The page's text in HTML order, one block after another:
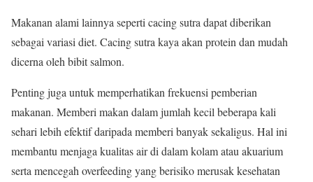
Makanan alami lainnya seperti cacing sutra dapat diberikan
sebagai variasi diet. Cacing sutra kaya akan protein dan mudah
dicerna oleh bibit salmon.
Penting juga untuk memperhatikan frekuensi pemberian
makanan. Memberi makan dalam jumlah kecil beberapa kali
sehari lebih efektif daripada memberi banyak sekaligus. Hal ini
membantu menjaga kualitas air di dalam kolam atau akuarium
serta mencegah overfeeding yang berisiko merusak kesehatan